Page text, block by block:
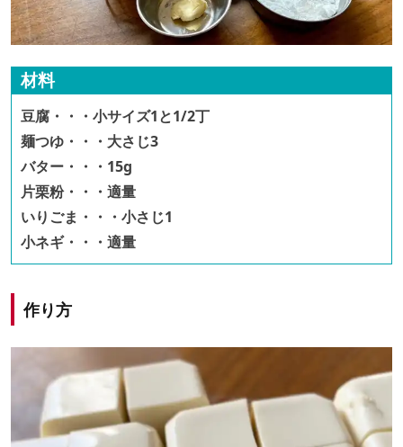
材料
豆腐・・・小サイズ1と1/2丁
麺つゆ・・・大さじ3
バター・・・15g
片栗粉・・・適量
いりごま・・・小さじ1
小ネギ・・・適量
作り方